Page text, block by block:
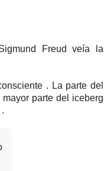
Freud veía la
. La parte del
mayor parte del iceberg
.